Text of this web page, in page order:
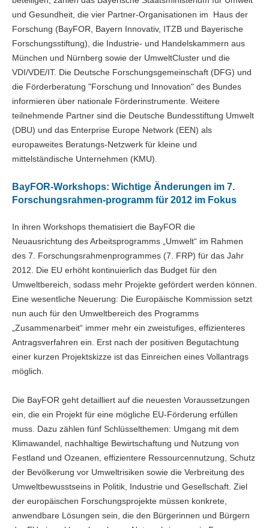
und Gesundheit, die vier Partner-Organisationen im Haus der
Forschung (BayFOR, Bayern Innovativ, ITZB und Bayerische
Forschungsstiftung), die Industrie- und Handelskammern aus
München und Nürnberg sowie der UmweltCluster und die
VDI/VDE/IT. Die Deutsche Forschungsgemeinschaft (DFG) und
die Förderberatung "Forschung und Innovation" des Bundes
informieren über nationale Förderinstrumente. Weitere
teilnehmende Partner sind die Deutsche Bundesstiftung Umwelt
(DBU) und das Enterprise Europe Network (EEN) als
europaweites Beratungs-Netzwerk für kleine und
mittelständische Unternehmen (KMU).
BayFOR-Workshops: Wichtige Änderungen im 7.
Forschungsrahmen-programm für 2012 im Fokus
In ihren Workshops thematisiert die BayFOR die
Neuausrichtung des Arbeitsprogramms „Umwelt“ im Rahmen
des 7. Forschungsrahmenprogrammes (7. FRP) für das Jahr
2012. Die EU erhöht kontinuierlich das Budget für den
Umweltbereich, sodass mehr Projekte gefördert werden können.
Eine wesentliche Neuerung: Die Europäische Kommission setzt
nun auch für den Umweltbereich des Programms
„Zusammenarbeit“ immer mehr ein zweistufiges, effizienteres
Antragsverfahren ein. Erst nach der positiven Begutachtung
einer kurzen Projektskizze ist das Einreichen eines Vollantrags
möglich.
Die BayFOR geht detailliert auf die neuesten Voraussetzungen
ein, die ein Projekt für eine mögliche EU-Förderung erfüllen
muss. Dazu zählen fünf Schlüsselthemen: Umgang mit dem
Klimawandel, nachhaltige Bewirtschaftung und Nutzung von
Festland und Ozeanen, effizientere Ressourcennutzung, Schutz
der Bevölkerung vor Umweltrisiken sowie die Verbreitung des
Umweltbewusstseins in Politik, Industrie und Gesellschaft. Ziel
der europäischen Forschungsprojekte müssen konkrete,
anwendbare Lösungen sein, die den Bürgerinnen und Bürgern